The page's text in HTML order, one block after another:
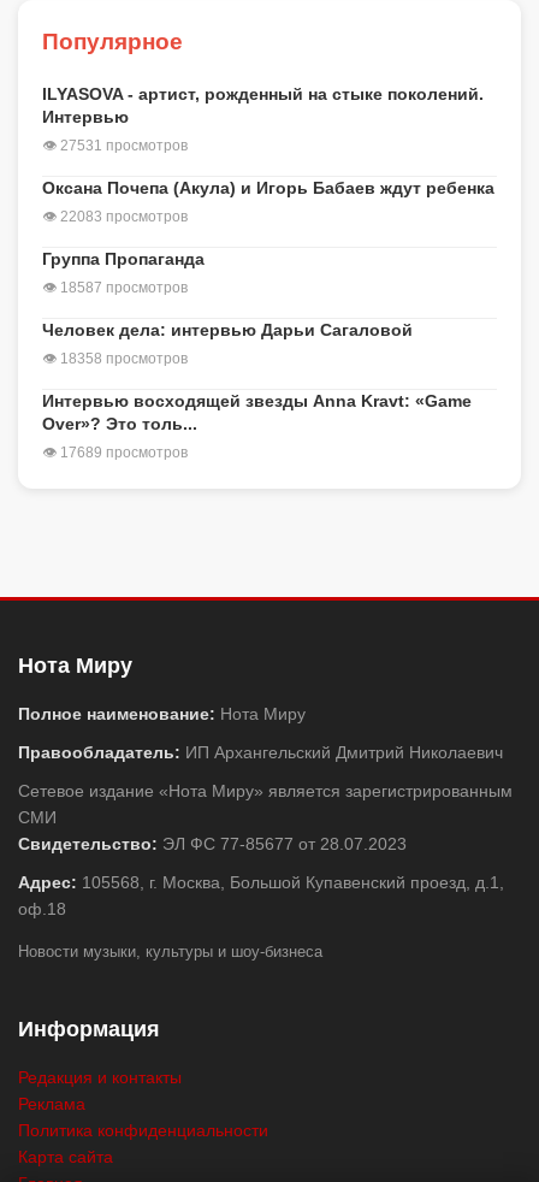
Популярное
ILYASOVA - артист, рожденный на стыке поколений.
Интервью
👁 27531 просмотров
Оксана Почепа (Акула) и Игорь Бабаев ждут ребенка
👁 22083 просмотров
Группа Пропаганда
👁 18587 просмотров
Человек дела: интервью Дарьи Сагаловой
👁 18358 просмотров
Интервью восходящей звезды Anna Kravt: «Game
Over»? Это толь...
👁 17689 просмотров
Нота Миру
Полное наименование: Нота Миру
Правообладатель: ИП Архангельский Дмитрий Николаевич
Сетевое издание «Нота Миру» является зарегистрированным
СМИ
Свидетельство: ЭЛ ФС 77-85677 от 28.07.2023
Адрес: 105568, г. Москва, Большой Купавенский проезд, д.1,
оф.18
Новости музыки, культуры и шоу-бизнеса
Информация
Редакция и контакты
Реклама
Политика конфиденциальности
Карта сайта